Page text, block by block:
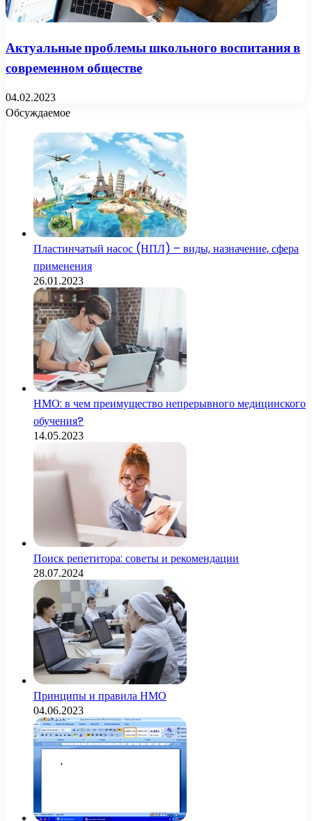
Актуальные проблемы школьного воспитания в
современном обществе
04.02.2023
Обсуждаемое
Пластинчатый насос (НПЛ) – виды, назначение, сфера
применения
26.01.2023
НМО: в чем преимущество непрерывного медицинского
обучения?
14.05.2023
Поиск репетитора: советы и рекомендации
28.07.2024
Принципы и правила НМО
04.06.2023